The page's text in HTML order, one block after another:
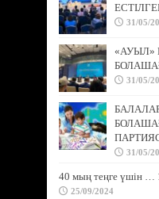
31/05/
«АУЫЛ»
31/05/
31/05/
40 мың теңге үшін
25/09/2024